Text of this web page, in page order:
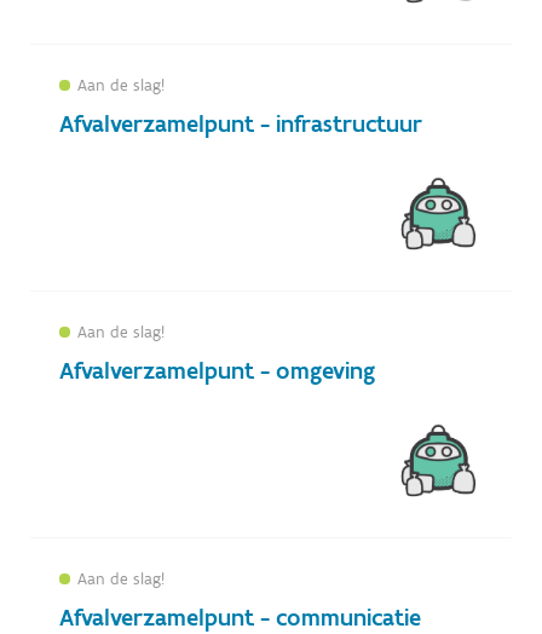
Afvalverzamelpunt - infrastructuur
Aan de slag!
Afvalverzamelpunt - omgeving
Aan de slag!
Afvalverzamelpunt - communicatie
Aan de slag!